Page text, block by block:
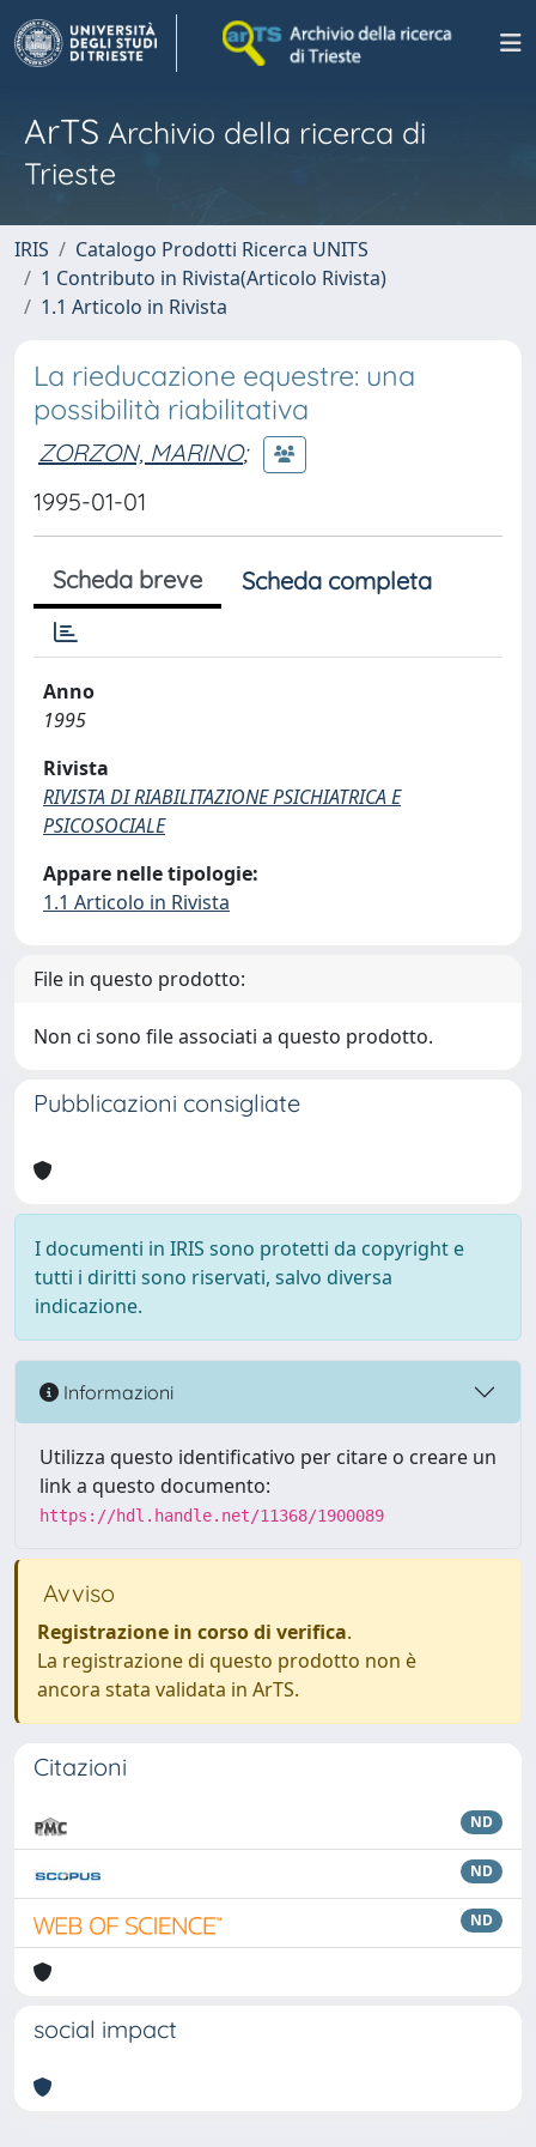
ArTS Archivio della ricerca di
Trieste
IRIS
Catalogo Prodotti Ricerca UNITS
1 Contributo in Rivista(Articolo Rivista)
1.1 Articolo in Rivista
La rieducazione equestre: una
possibilità riabilitativa
ZORZON, MARINO;
1995-01-01
Scheda breve Scheda completa
Anno
1995
Rivista
RIVISTA DI RIABILITAZIONE PSICHIATRICA E
PSICOSOCIALE
Appare nelle tipologie:
1.1 Articolo in Rivista
File in questo prodotto:
Non ci sono file associati a questo prodotto.
Pubblicazioni consigliate
I documenti in IRIS sono protetti da copyright e
tutti i diritti sono riservati, salvo diversa
indicazione.
Informazioni
Utilizza questo identificativo per citare o creare un
link a questo documento:
https://hdl.handle.net/11368/1900089
Avviso
Registrazione in corso di verifica.
La registrazione di questo prodotto non è
ancora stata validata in ArTS.
Citazioni
ND
ND
ND
social impact